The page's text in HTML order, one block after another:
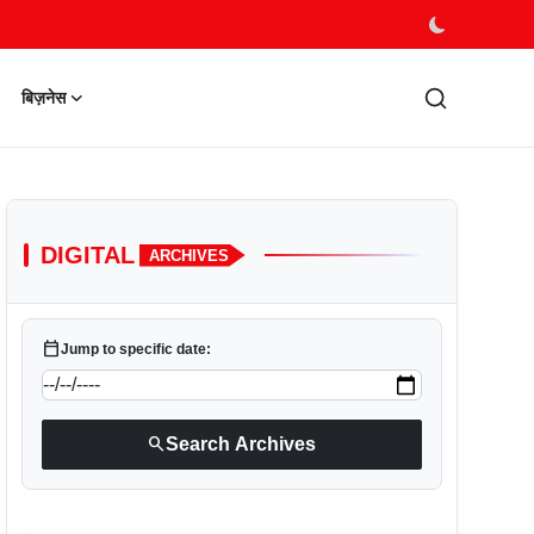
बिज़नेस
DIGITAL ARCHIVES
calendar_todayJump to specific date:
searchSearch Archives